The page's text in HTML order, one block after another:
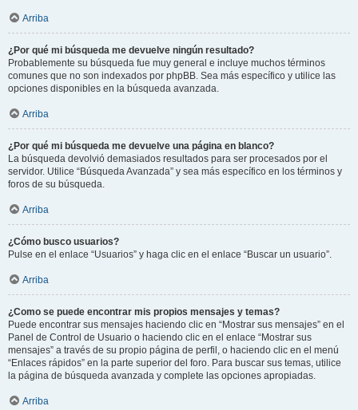
Arriba
¿Por qué mi búsqueda me devuelve ningún resultado?
Probablemente su búsqueda fue muy general e incluye muchos términos
comunes que no son indexados por phpBB. Sea más específico y utilice las
opciones disponibles en la búsqueda avanzada.
Arriba
¿Por qué mi búsqueda me devuelve una página en blanco?
La búsqueda devolvió demasiados resultados para ser procesados por el
servidor. Utilice “Búsqueda Avanzada” y sea más específico en los términos y
foros de su búsqueda.
Arriba
¿Cómo busco usuarios?
Pulse en el enlace “Usuarios” y haga clic en el enlace “Buscar un usuario”.
Arriba
¿Como se puede encontrar mis propios mensajes y temas?
Puede encontrar sus mensajes haciendo clic en “Mostrar sus mensajes” en el
Panel de Control de Usuario o haciendo clic en el enlace “Mostrar sus
mensajes” a través de su propio página de perfil, o haciendo clic en el menú
“Enlaces rápidos” en la parte superior del foro. Para buscar sus temas, utilice
la página de búsqueda avanzada y complete las opciones apropiadas.
Arriba